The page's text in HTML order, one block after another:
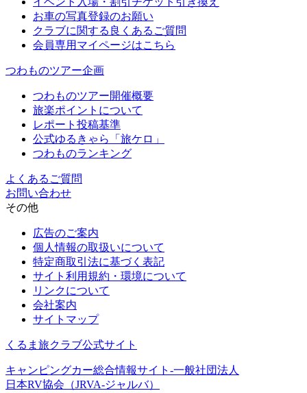
お車の写真登録のお願い
クラブに関する良くあるご質問
会員専用マイページはこちら
つわものツアー企画
つわものツアー開催概要
旅楽ポイントについて
レポート投稿基準
公式ゆるきゃら「旅ケロ」
つわものランキング
よくあるご質問
お問い合わせ
その他
広告のご案内
個人情報の取扱いについて
特定商取引法に基づく表記
サイト利用規約・環境について
リンクについて
会社案内
サイトマップ
くるま旅クラブ公式サイト
キャンピングカー総合情報サイト-一般社団法人
日本RV協会（JRVA-ジャルバ）